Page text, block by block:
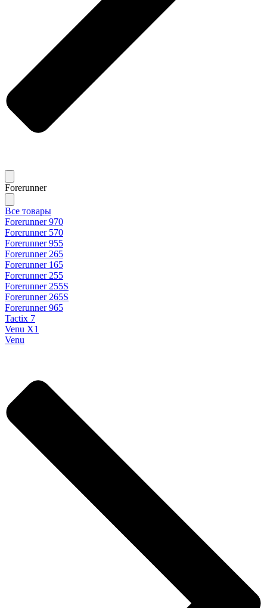
Forerunner
Все товары
Forerunner 970
Forerunner 570
Forerunner 955
Forerunner 265
Forerunner 165
Forerunner 255
Forerunner 255S
Forerunner 265S
Forerunner 965
Tactix 7
Venu X1
Venu